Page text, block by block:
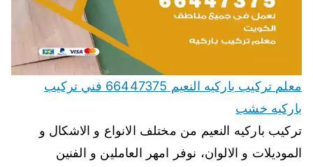
معلم تركيب باركيه النعيم 66447375 فني تركيب
باركيه خشب
تركيب باركيه النعيم من مختلف الانواع و الاشكال و
الموديلات و الالوان، نوفر امهر العاملين و الفنين